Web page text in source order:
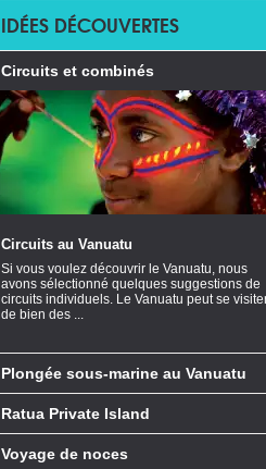
IDÉES DÉCOUVERTES
Circuits et combinés
Circuits au Vanuatu
Si vous voulez découvrir le Vanuatu, nous
avons sélectionné quelques suggestions de
circuits individuels. Le Vanuatu peut se
de bien des ...
Plongée sous-marine au Vanuatu
Ratua Private Island
Voyage de noces